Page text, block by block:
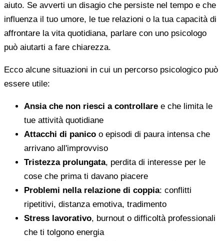
aiuto. Se avverti un disagio che persiste nel tempo e che
influenza il tuo umore, le tue relazioni o la tua capacità di
affrontare la vita quotidiana, parlare con uno psicologo
può aiutarti a fare chiarezza.
Ecco alcune situazioni in cui un percorso psicologico può
essere utile:
Ansia che non riesci a controllare e che limita le
tue attività quotidiane
Attacchi di panico o episodi di paura intensa che
arrivano all'improvviso
Tristezza prolungata, perdita di interesse per le
cose che prima ti davano piacere
Problemi nella relazione di coppia: conflitti
ripetitivi, distanza emotiva, tradimento
Stress lavorativo, burnout o difficoltà professionali
che ti tolgono energia